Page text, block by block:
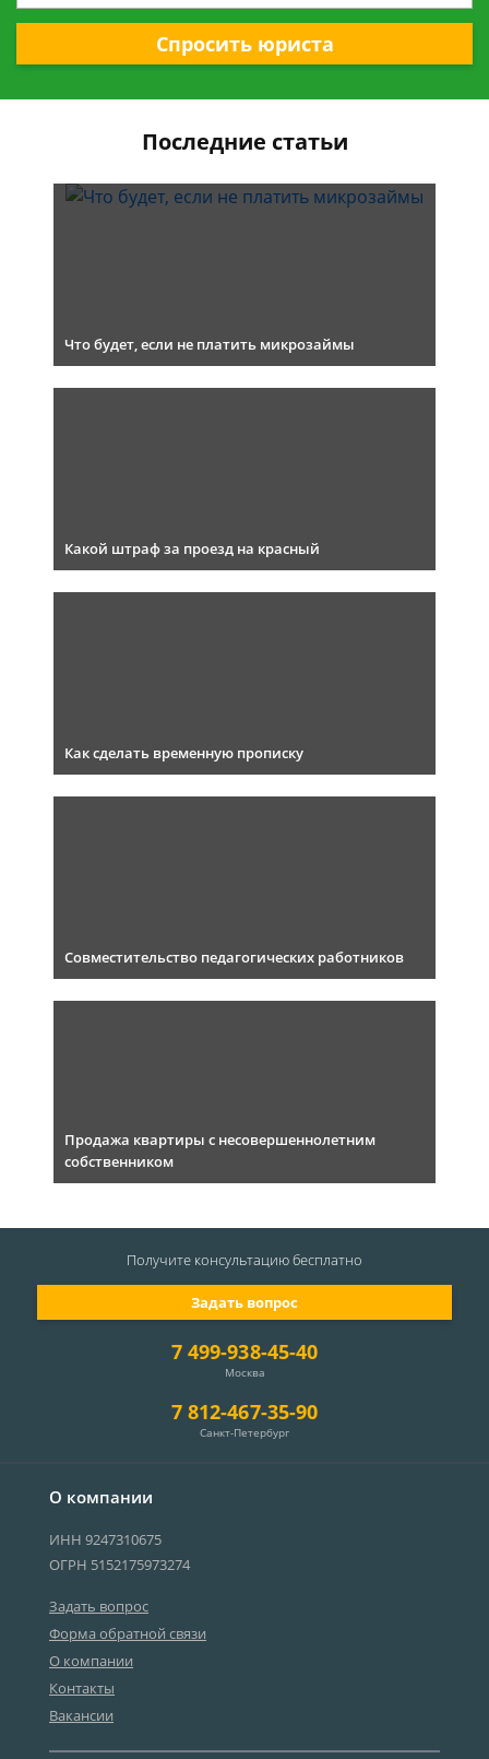
Спросить юриста
Последние статьи
Что будет, если не платить микрозаймы
Какой штраф за проезд на красный
Как сделать временную прописку
Совместительство педагогических работников
Продажа квартиры с несовершеннолетним
собственником
О компании
ИНН 9247310675
ОГРН 5152175973274
Задать вопрос
Форма обратной связи
О компании
Контакты
Вакансии
7 499-938-45-40
Москва
7 812-467-35-90
Санкт-Петербург
Задать вопрос
Получите консультациюбесплатно